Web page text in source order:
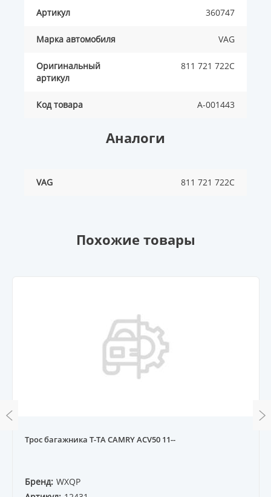
Артикул 360747
Марка автомобиля VAG
Оригинальный
артикул
811 721 722C
Код товара A-001443
Аналоги
VAG 811 721 722C
Похожие товары
Трос багажника T-TA CAMRY ACV50 11--
Бренд: WXQP